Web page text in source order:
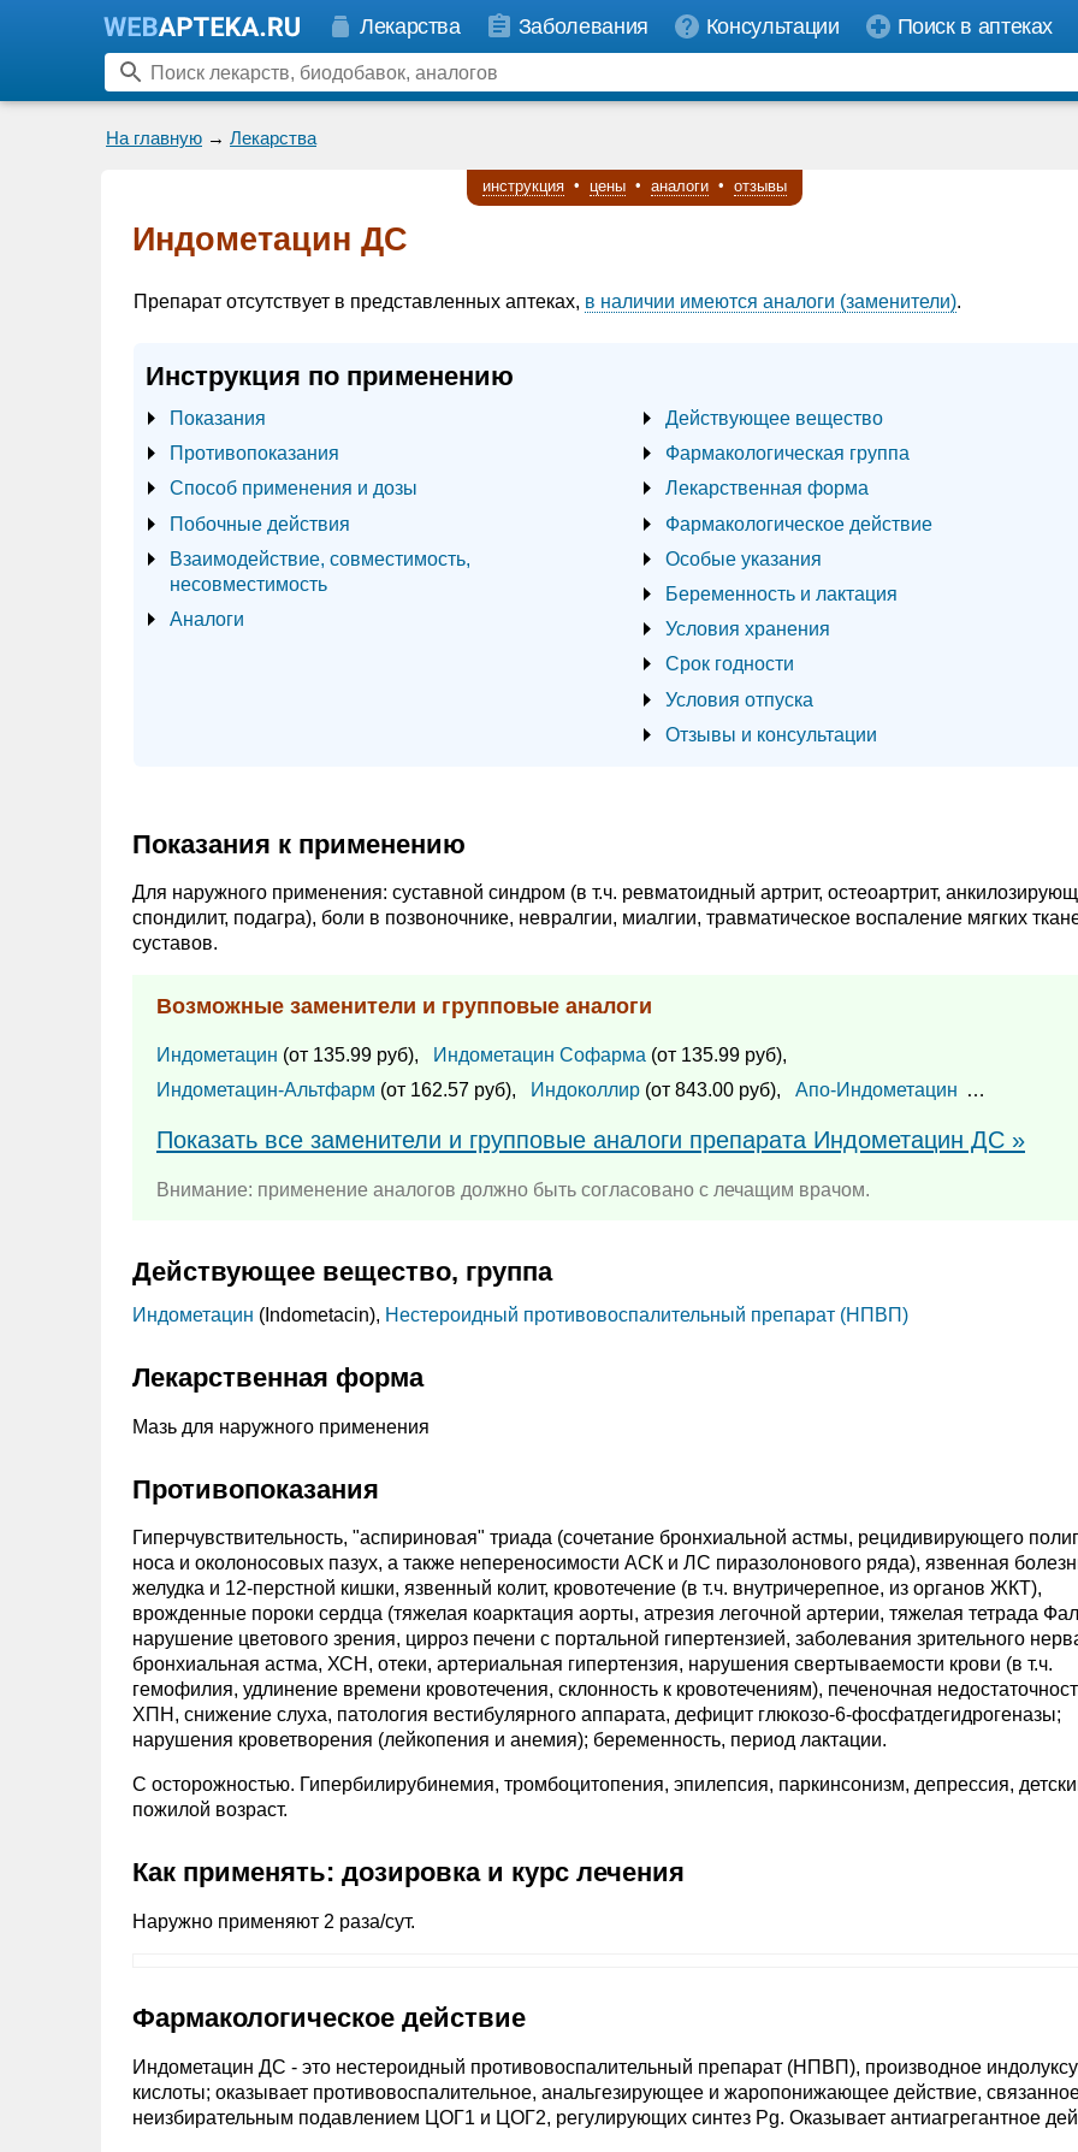
Лекарства Заболевания Консультации Поиск в аптеках
На главную → Лекарства
инструкция • цены • аналоги • отзывы
Индометацин ДС
Препарат отсутствует в представленных аптеках, в наличии имеются аналоги (заменители).
Инструкция по применению
Показания
Противопоказания
Способ применения и дозы
Побочные действия
Взаимодействие, совместимость,
несовместимость
Аналоги
Действующее вещество
Фармакологическая группа
Лекарственная форма
Фармакологическое действие
Особые указания
Беременность и лактация
Условия хранения
Срок годности
Условия отпуска
Отзывы и консультации
Показания к применению
Для наружного применения: суставной синдром (в т.ч. ревматоидный артрит, остеоартрит,
спондилит, подагра), боли в позвоночнике, невралгии, миалгии, травматическое воспаление мягких
суставов.
Возможные заменители и групповые аналоги
Индометацин (от 135.99 руб), Индометацин Софарма (от 135.99 руб),
Индометацин-Альтфарм (от 162.57 руб), Индоколлир(от 843.00 руб), Апо-Индометацин …
Показать все заменители и групповые аналоги препарата Индометацин ДС »
Внимание: применение аналогов должно быть согласовано с лечащим врачом.
Действующее вещество, группа
Индометацин (Indometacin), Нестероидный противовоспалительный препарат (НПВП)
Лекарственная форма
Мазь для наружного применения
Противопоказания
Гиперчувствительность, "аспириновая" триада (сочетание бронхиальной астмы, рецидивирующего
носа и околоносовых пазух, а также непереносимости АСК и ЛС пиразолонового ряда), язвенная
желудка и 12-перстной кишки, язвенный колит, кровотечение (в т.ч. внутричерепное, из органов ЖКТ),
врожденные пороки сердца (тяжелая коарктация аорты, атрезия легочной артерии, тяжелая тетрада
нарушение цветового зрения, цирроз печени с портальной гипертензией, заболевания зрительного
бронхиальная астма, ХСН, отеки, артериальная гипертензия, нарушения свертываемости крови (в т.ч.
гемофилия, удлинение времени кровотечения, склонность к кровотечениям), печеночная
ХПН, снижение слуха, патология вестибулярного аппарата, дефицит глюкозо-6-фосфатдегидрогеназы;
нарушения кроветворения (лейкопения и анемия); беременность, период лактации.
C осторожностью. Гипербилирубинемия, тромбоцитопения, эпилепсия, паркинсонизм, депрессия,
пожилой возраст.
Как применять: дозировка и курс лечения
Наружно применяют 2 раза/сут.
Фармакологическое действие
Индометацин ДС - это нестероидный противовоспалительный препарат (НПВП), производное
кислоты; оказывает противовоспалительное, анальгезирующее и жаропонижающее действие,
неизбирательным подавлением ЦОГ1 и ЦОГ2, регулирующих синтез Pg. Оказывает антиагрегантное